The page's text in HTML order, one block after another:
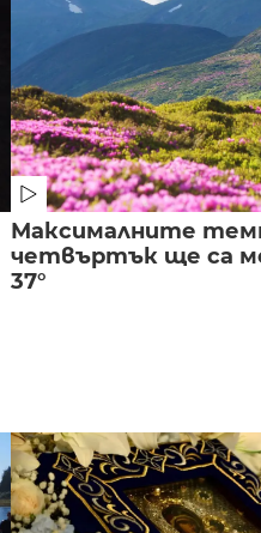
Максималните
четвъртък ще са
37°